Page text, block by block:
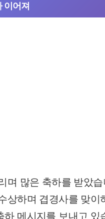
이어져
며 많은 축하를 받았
상하며 겹경사를 맞이
메시지를 보내고 있